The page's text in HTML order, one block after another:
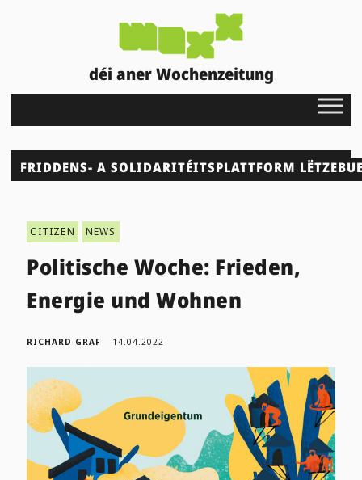
déi aner Wochenzeitung
FRIDDENS- A SOLIDARITÉITSPLATTFORM
CITIZEN NEWS
Politische Woche: Frieden,
Energie und Wohnen
RICHARD GRAF 14.04.2022